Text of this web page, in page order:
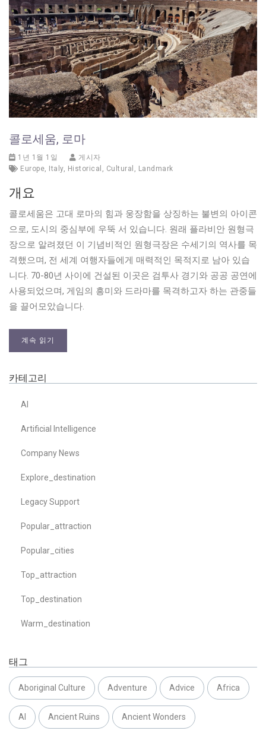
콜로세움, 로마
1년 1월 1일
게시자
Europe, Italy, Historical , Cultural , Landmark
개요
콜로세움은 고대 로마의 힘과 웅장함을 상징하는 불변의 아이콘
으로, 도시의 중심부에 우뚝 서 있습니다. 원래 플라비안 원형극
장으로 알려졌던 이 기념비적인 원형극장은 수세기의 역사를 목
격했으며, 전 세계 여행자들에게 매력적인 목적지로 남아 있습
니다. 70-80년 사이에 건설된 이곳은 검투사 경기와 공공 공연에
사용되었으며, 게임의 흥미와 드라마를 목격하고자 하는 관중들
을 끌어모았습니다.
계속 읽기
카테고리
AI
Artificial Intelligence
Company News
Explore_destination
Legacy Support
Popular_attraction
Popular_cities
Top_attraction
Top_destination
Warm_destination
태그
Aboriginal Culture Adventure Advice Africa
AI Ancient Ruins Ancient Wonders